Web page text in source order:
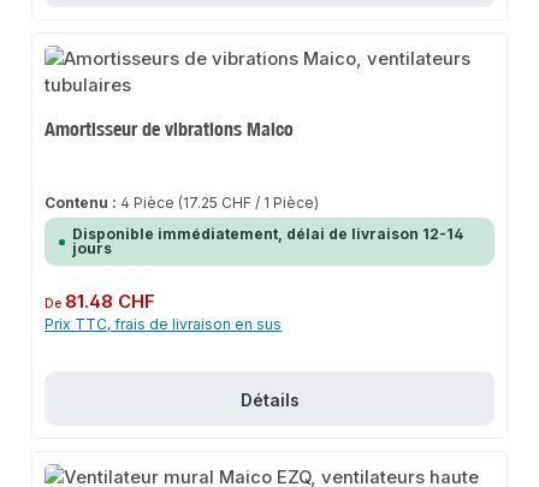
Amortisseur de vibrations Maico
Contenu : 4 Pièce (17.25 CHF / 1 Pièce)
Disponible immédiatement, délai de livraison 12-14
jours
Prix régulier :
De 81.48 CHF
Prix TTC, frais de livraison en sus
Détails